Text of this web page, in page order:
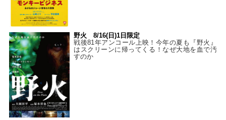
野火 8/16(日)1日限定
戦後81年アンコール上映！今年の夏も『野火』
はスクリーンに帰ってくる！なぜ大地を血で汚
すのか